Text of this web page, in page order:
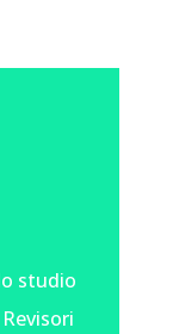
studio